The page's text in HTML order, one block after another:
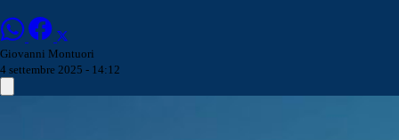
Giovanni Montuori
4 settembre 2025 - 14:12